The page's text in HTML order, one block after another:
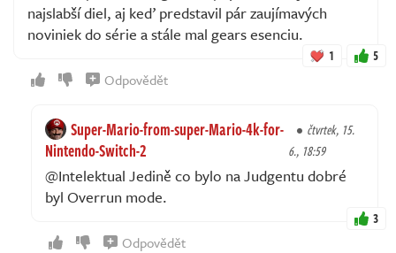
najslabší diel, aj keď predstavil pár zaujímavých
noviniek do série a stále mal gears esenciu.
1 5
Odpovědět
Super-Mario-from-super-Mario-4k-for-
Nintendo-Switch-2
čtvrtek, 15.
6., 18:59
@Intelektual Jedině co bylo na Judgentu dobré
byl Overrun mode.
3
Odpovědět